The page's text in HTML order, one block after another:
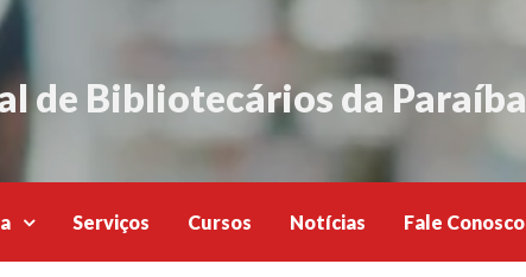
de Bibliotecários da Paraíba
Serviços Cursos Notícias Fale Conosco